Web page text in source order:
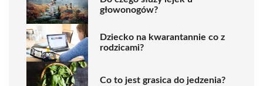
głowonogów?
Dziecko na kwarantannie co z
rodzicami?
Co to jest grasica do jedzenia?